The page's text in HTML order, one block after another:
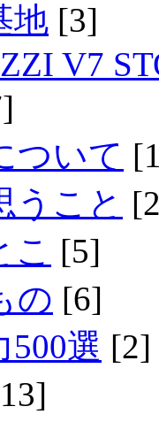
地 [3]
V7
ついて
うこと
[5]
の [6]
500選 [2]